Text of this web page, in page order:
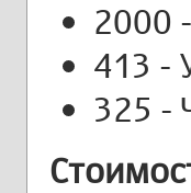
2000
413 -
325 -